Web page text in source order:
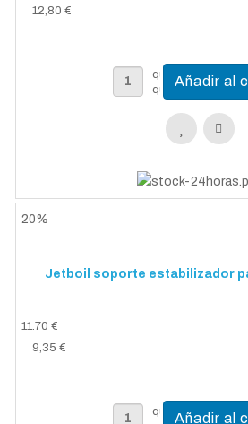
12,80 €
20%
Jetboil soporte estabilizador
11.70 €
9,35 €